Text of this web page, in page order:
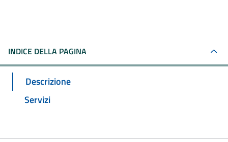
INDICE DELLA PAGINA
Descrizione
Servizi